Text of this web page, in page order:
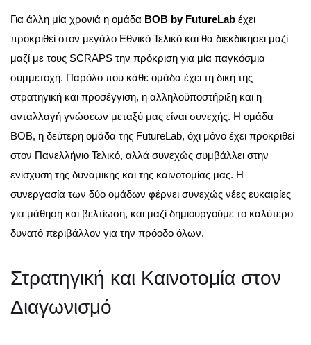
Για άλλη μία χρονιά η ομάδα BOB by FutureLab έχει
προκριθεί στον μεγάλο Εθνικό Τελικό και θα διεκδικησει μαζί
μαζί με τους SCRAPS την πρόκριση για μία παγκόσμια
συμμετοχή. Παρόλο που κάθε ομάδα έχει τη δική της
στρατηγική και προσέγγιση, η αλληλοϋποστήριξη και η
ανταλλαγή γνώσεων μεταξύ μας είναι συνεχής. Η ομάδα
BOB, η δεύτερη ομάδα της FutureLab, όχι μόνο έχει προκριθεί
στον Πανελλήνιο Τελικό, αλλά συνεχώς συμβάλλει στην
ενίσχυση της δυναμικής και της καινοτομίας μας. Η
συνεργασία των δύο ομάδων φέρνει συνεχώς νέες ευκαιρίες
για μάθηση και βελτίωση, και μαζί δημιουργούμε το καλύτερο
δυνατό περιβάλλον για την πρόοδο όλων.
Στρατηγική και Καινοτομία στον
Διαγωνισμό